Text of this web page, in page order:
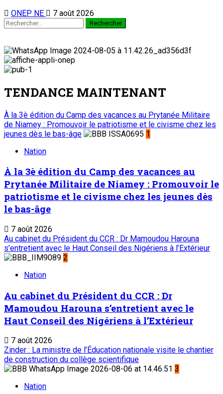
ONEP NE
7 août 2026
Rechercher :
TENDANCE MAINTENANT
À la 3è édition du Camp des vacances au Prytanée Militaire
de Niamey : Promouvoir le patriotisme et le civisme chez les
jeunes dès le bas-âge
1
Nation
À la 3è édition du Camp des vacances au
Prytanée Militaire de Niamey : Promouvoir le
patriotisme et le civisme chez les jeunes dès
le bas-âge
7 août 2026
Au cabinet du Président du CCR : Dr Mamoudou Harouna
s’entretient avec le Haut Conseil des Nigériens à l’Extérieur
2
Nation
Au cabinet du Président du CCR : Dr
Mamoudou Harouna s’entretient avec le
Haut Conseil des Nigériens à l’Extérieur
7 août 2026
Zinder : La ministre de l’Éducation nationale visite le chantier
de construction du collège scientifique
3
Nation